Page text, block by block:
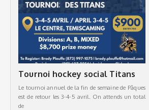
Tournoi hockey social Titans
Le tournoi annuel de la fin de semaine de Pâques
est de retour les 3-4-5 avril. On attends un total
de